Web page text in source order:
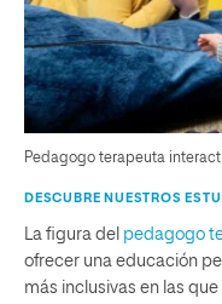
Pedagogo terapeuta
DESCUBRE NUESTROS
La figura del pedagogo
ofrecer una educación
más inclusivas en las